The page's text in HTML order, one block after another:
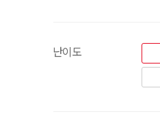
난이도